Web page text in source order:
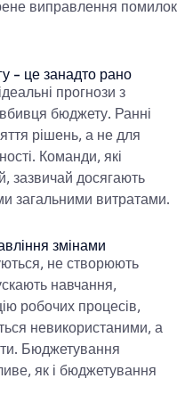
виправлення помилок
- це занадто рано
прогнози з
бюджету. Ранні
рішень, а не для
Команди, які
зазвичай досягають
загальними витратами.
змінами
не створюють
навчання,
робочих процесів,
невикористаними, а
Бюджетування
як і бюджетування